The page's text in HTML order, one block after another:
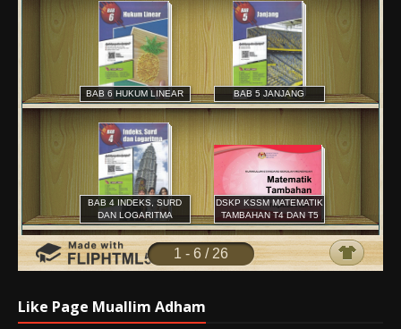
Like Page Muallim Adham